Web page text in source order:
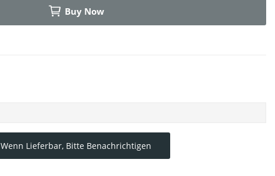
Buy Now
Wenn Lieferbar, Bitte Benachrichtigen